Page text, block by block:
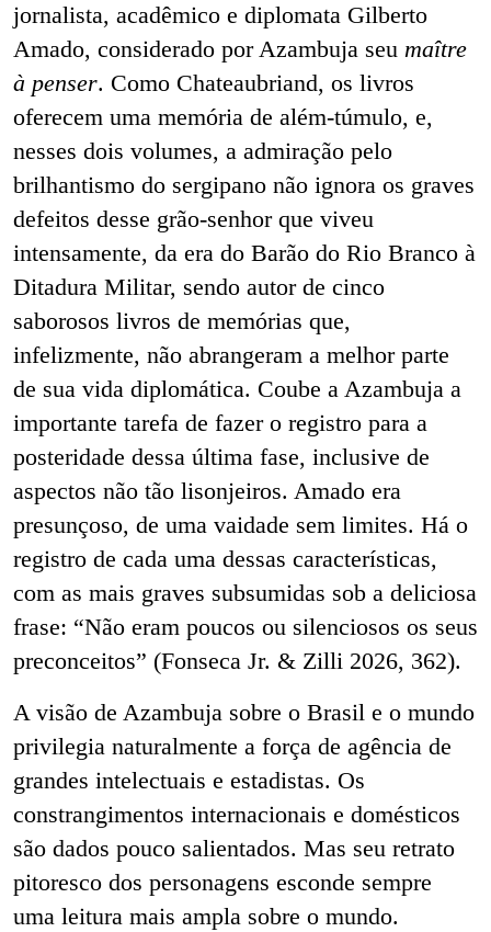
jornalista, acadêmico e diplomata Gilberto
Amado, considerado por Azambuja seu maître
à penser. Como Chateaubriand, os livros
oferecem uma memória de além-túmulo, e,
nesses dois volumes, a admiração pelo
brilhantismo do sergipano não ignora os graves
defeitos desse grão-senhor que viveu
intensamente, da era do Barão do Rio Branco à
Ditadura Militar, sendo autor de cinco
saborosos livros de memórias que,
infelizmente, não abrangeram a melhor parte
de sua vida diplomática. Coube a Azambuja a
importante tarefa de fazer o registro para a
posteridade dessa última fase, inclusive de
aspectos não tão lisonjeiros. Amado era
presunçoso, de uma vaidade sem limites. Há o
registro de cada uma dessas características,
com as mais graves subsumidas sob a deliciosa
frase: “Não eram poucos ou silenciosos os seus
preconceitos” (Fonseca Jr. & Zilli 2026, 362).
A visão de Azambuja sobre o Brasil e o mundo
privilegia naturalmente a força de agência de
grandes intelectuais e estadistas. Os
constrangimentos internacionais e domésticos
são dados pouco salientados. Mas seu retrato
pitoresco dos personagens esconde sempre
uma leitura mais ampla sobre o mundo.